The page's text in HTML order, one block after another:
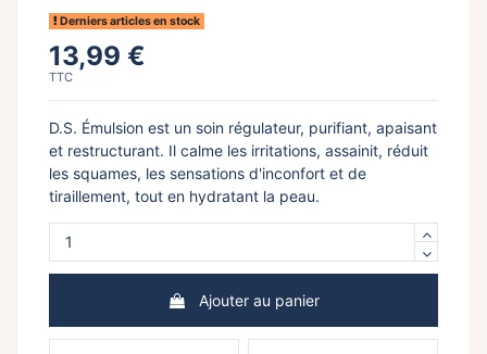
Derniers articles en stock
13,99 €
TTC
D.S. Émulsion est un soin régulateur, purifiant, apaisant
et restructurant. Il calme les irritations, assainit, réduit
les squames, les sensations d'inconfort et de
tiraillement, tout en hydratant la peau.
Ajouter au panier